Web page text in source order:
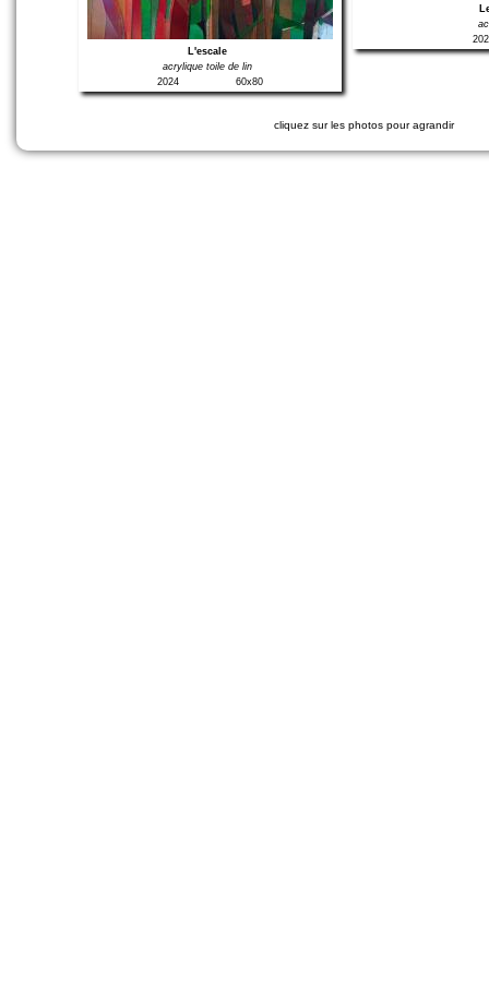
L'escale
acrylique toile de lin
2024
60x80
cliquez sur les photos pour agrandir